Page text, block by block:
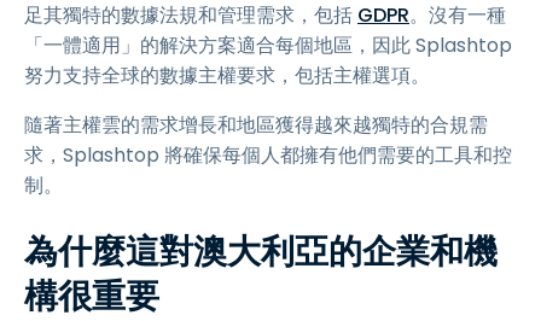
足其獨特的數據法規和管理需求，包括 GDPR。沒有一種
「一體適用」的解決方案適合每個地區，因此 Splashtop
努力支持全球的數據主權要求，包括主權選項。
隨著主權雲的需求增長和地區獲得越來越獨特的合規需
求，Splashtop 將確保每個人都擁有他們需要的工具和控
制。
為什麼這對澳大利亞的企業和機
構很重要